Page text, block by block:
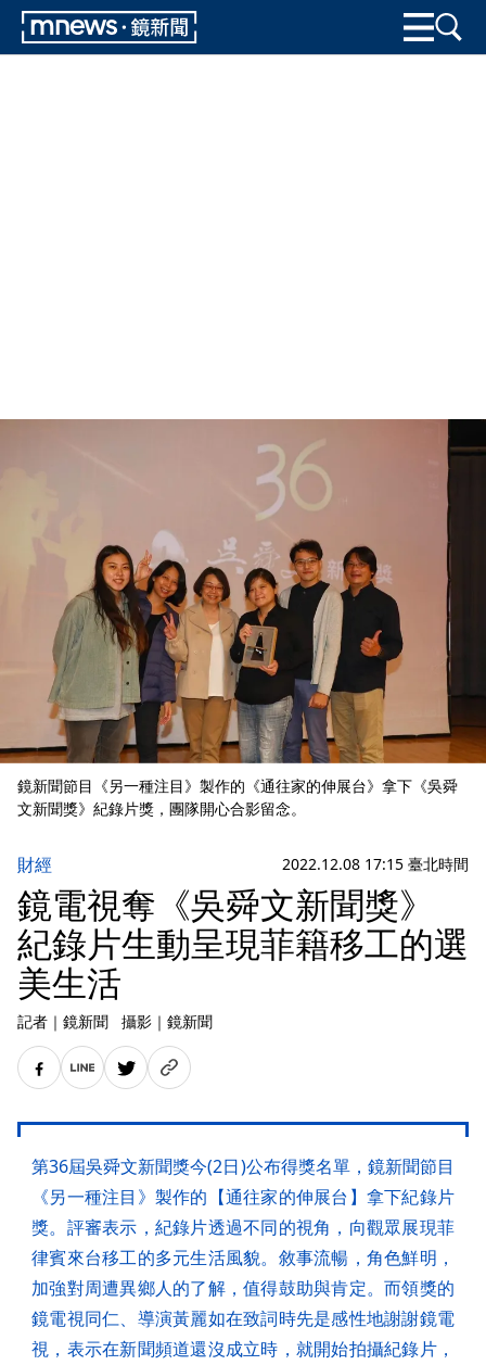
鏡新聞節目《另一種注目》製作的《通往家的伸展台》拿下《吳舜
文新聞獎》紀錄片獎，團隊開心合影留念。
財經 2022.12.08 17:15 臺北時間
鏡電視奪《吳舜文新聞獎》
紀錄片生動呈現菲籍移工的選
美生活
記者 ｜ 鏡新聞 攝影 ｜ 鏡新聞
第36屆吳舜文新聞獎今(2日)公布得獎名單，鏡新聞節目
《另一種注目》製作的【通往家的伸展台】拿下紀錄片
獎。評審表示，紀錄片透過不同的視角，向觀眾展現菲
律賓來台移工的多元生活風貌。敘事流暢，角色鮮明，
加強對周遭異鄉人的了解，值得鼓助與肯定。而領獎的
鏡電視同仁、導演黃麗如在致詞時先是感性地謝謝鏡電
視，表示在新聞頻道還沒成立時，就開始拍攝紀錄片，